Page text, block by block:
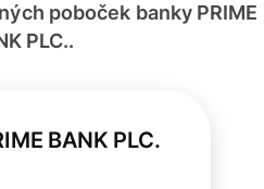
poboček banky PRIME
PLC..
BANK PLC.